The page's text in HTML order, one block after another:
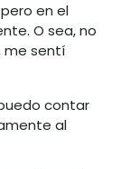
en el
O sea, no
me sentí
contar
al